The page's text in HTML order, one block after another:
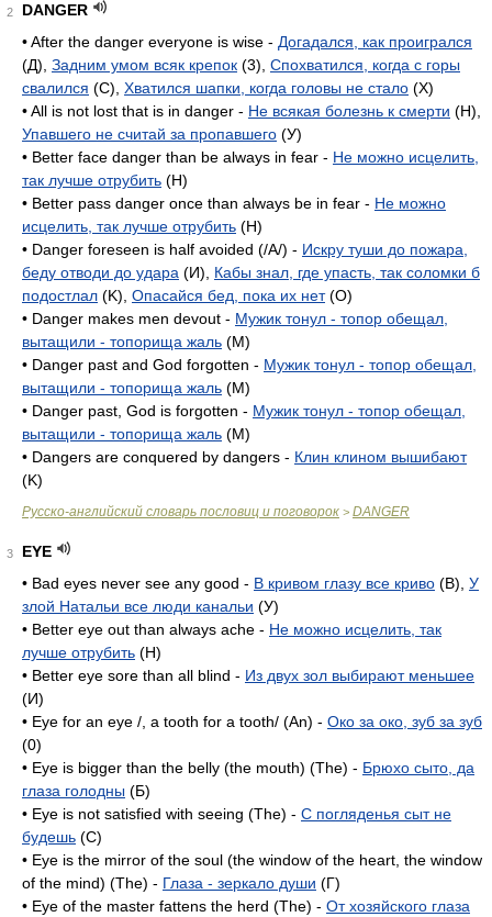
2
DANGER
• After the danger everyone is wise - Догадался, как проигрался
(Д), Задним умом всяк крепок (3), Спохватился, когда с горы
свалился (C), Хватился шапки, когда головы не стало (X)
• All is not lost that is in danger - Не всякая болезнь к смерти (H),
Упавшего не считай за пропавшего (У)
• Better face danger than be always in fear - Не можно исцелить,
так лучше отрубить (H)
• Better pass danger once than always be in fear - Не можно
исцелить, так лучше отрубить (H)
• Danger foreseen is half avoided (/A/) - Искру туши до пожара,
беду отводи до удара (И), Кабы знал, где упасть, так соломки б
подостлал (K), Опасайся бед, пока их нет(O)
• Danger makes men devout - Мужик тонул - топор обещал,
вытащили - топорища жаль (M)
• Danger past and God forgotten - Мужик тонул - топор обещал,
вытащили - топорища жаль (M)
• Danger past, God is forgotten - Мужик тонул - топор обещал,
вытащили - топорища жаль (M)
• Dangers are conquered by dangers - Клин клином вышибают
(K)
Русско-английский словарь пословиц и поговорок > DANGER
3
EYE
• Bad eyes never see any good - В кривом глазу все криво (B), У
злой Натальи все люди канальи (У)
• Better eye out than always ache - Не можно исцелить, так
лучше отрубить (H)
• Better eye sore than all blind - Из двух зол выбирают меньшее
(И)
• Eye for an eye /, a tooth for a tooth/ (An) - Око за око, зуб за зуб
(0)
• Eye is bigger than the belly (the mouth) (The) - Брюхо сыто, да
глаза голодны (Б)
• Eye is not satisfied with seeing (The) - С погляденья сыт не
будешь (C)
• Eye is the mirror of the soul (the window of the heart, the window
of the mind) (The) - Глаза - зеркало души (Г)
• Eye of the master fattens the herd (The) - От хозяйского глаза